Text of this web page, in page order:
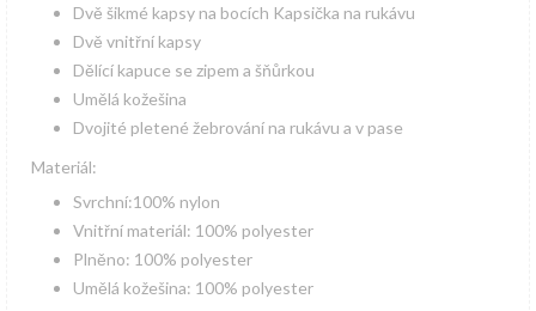
Dvě šikmé kapsy na bocích Kapsička na rukávu
Dvě vnitřní kapsy
Dělící kapuce se zipem a šňůrkou
Umělá kožešina
Dvojité pletené žebrování na rukávu a v pase
Materiál:
Svrchní:100% nylon
Vnitřní materiál: 100% polyester
Plněno: 100% polyester
Umělá kožešina: 100% polyester